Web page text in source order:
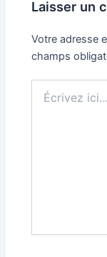
Laisser un
Votre adresse
champs
ici…